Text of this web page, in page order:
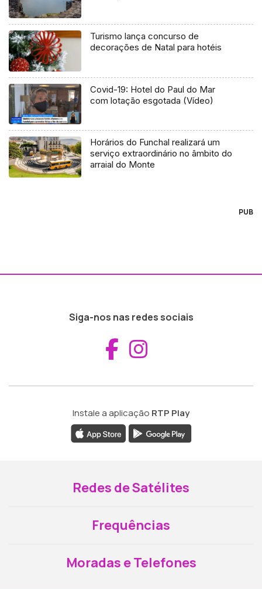
Turismo lança concurso de
decorações de Natal para hotéis
Covid-19: Hotel do Paul do Mar
com lotação esgotada (Vídeo)
Horários do Funchal realizará um
serviço extraordinário no âmbito do
arraial do Monte
PUB
Siga-nos nas redes sociais
Aceder ao
Instale a aplicação RTP Play
Redes de Satélites
Frequências
Moradas e Telefones